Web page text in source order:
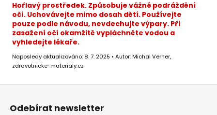
Hořlavý prostředek. Způsobuje vážné podráždění
očí. Uchovávejte mimo dosah dětí. Používejte
pouze podle návodu, nevdechujte výpary. Při
zasažení očí okamžitě vypláchněte vodou a
vyhledejte lékaře.
Naposledy aktualizováno: 8. 7. 2025 • Autor: Michal Verner,
zdravotnicke-materialy.cz
Z
Odebírat newsletter